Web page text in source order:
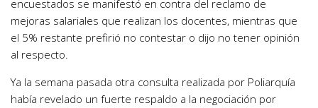
encuestados se manifestó en contra del reclamo de
mejoras salariales que realizan los docentes, mientras que
el 5% restante prefirió no contestar o dijo no tener opinión
al respecto.
Ya la semana pasada otra consulta realizada por Poliarquía
había revelado un fuerte respaldo a la negociación por